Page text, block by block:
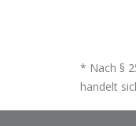
* Nach §
handelt